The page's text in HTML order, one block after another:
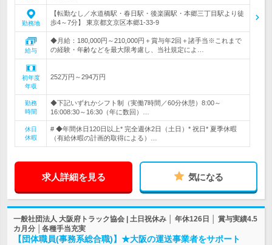
勤務地
【転勤なし／水道橋駅・春日駅・後楽園駅・本郷三丁目駅より徒
歩4～7分】 東京都文京区本郷1-33-9
給与
◆月給：180,000円～210,000円＋賞与年2回＋諸手当※これまで
の経験・年齢などを最大限考慮し、当社規定によ…
初年度
年収
252万円～294万円
勤務
時間
◆下記いずれかシフト制（実働7時間／60分休憩）8:00～
16:008:30～16:30（年に数回）…
休日
休暇
# ◆年間休日120日以上* 完全週休2日（土日）* 祝日* 夏季休暇
（有給休暇の計画的取得による）…
求人詳細を見る 気になる
一般社団法人 大阪府トラック協会 | 土日祝休み │ 年休126日 │ 賞与実績4.5
カ月分 │各種手当充実
【団体職員(事務系総合職)】★大阪の運送事業者をサポート